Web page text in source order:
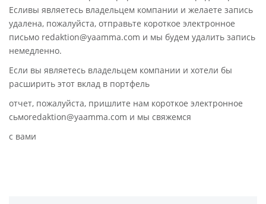
Есливы являетесь владельцем компании и желаете запись
удалена, пожалуйста, отправьте короткое электронное
письмо redaktion@yaamma.com и мы будем удалить запись
немедленно.
Если вы являетесь владельцем компании и хотели бы
расширить этот вклад в портфель
отчет, пожалуйста, пришлите нам короткое электронное
сьмоredaktion@yaamma.com и мы свяжемся
с вами